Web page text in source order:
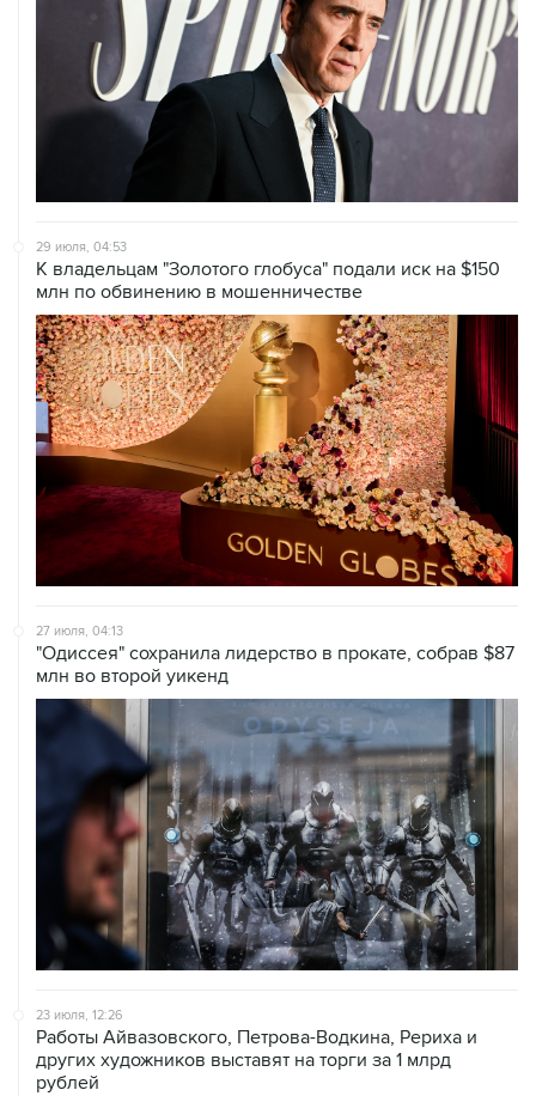
29 июля, 04:53
К владельцам "Золотого глобуса" подали иск на $150
млн по обвинению в мошенничестве
27 июля, 04:13
"Одиссея" сохранила лидерство в прокате, собрав $87
млн во второй уикенд
23 июля, 12:26
Работы Айвазовского, Петрова-Водкина, Рериха и
других художников выставят на торги за 1 млрд
рублей